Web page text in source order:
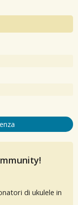
di ukulele in